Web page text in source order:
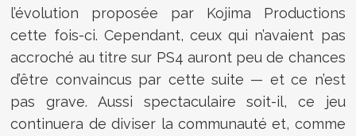
l’évolution proposée par Kojima Productions
cette fois-ci. Cependant, ceux qui n’avaient pas
accroché au titre sur PS4 auront peu de chances
d’être convaincus par cette suite — et ce n’est
pas grave. Aussi spectaculaire soit-il, ce jeu
continuera de diviser la communauté et, comme